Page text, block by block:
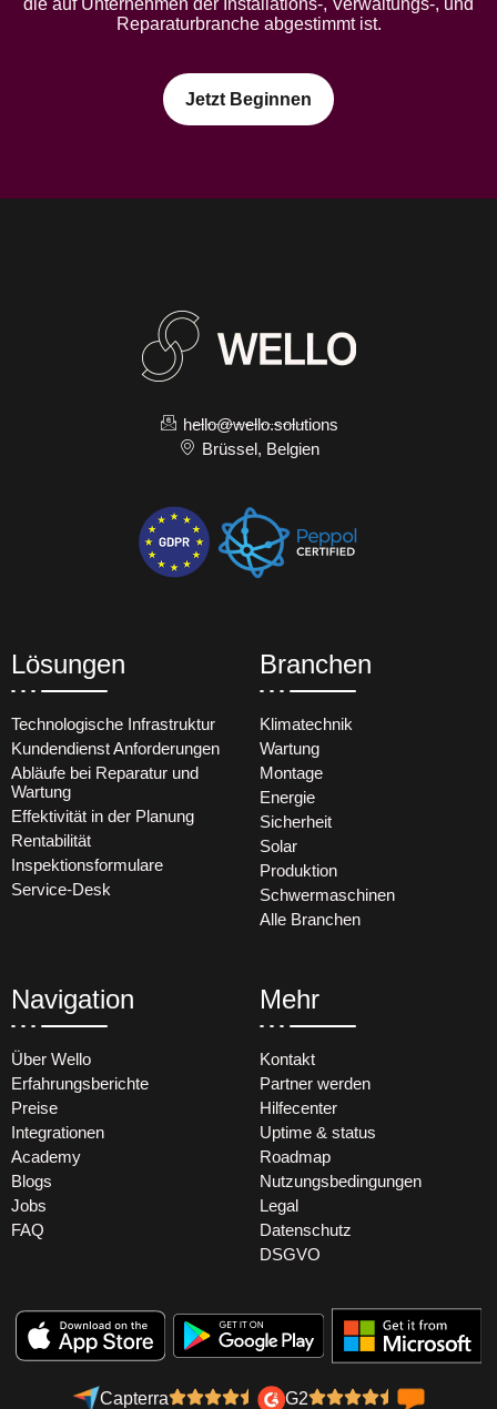
Reparaturbranche abgestimmt ist.
Jetzt Beginnen
hello@wello.solutions
Brüssel, Belgien
Lösungen
Technologische Infrastruktur
Kundendienst Anforderungen
Abläufe bei Reparatur und
Wartung
Effektivität in der Planung
Rentabilität
Inspektionsformulare
Service-Desk
Branchen
Klimatechnik
Wartung
Montage
Energie
Sicherheit
Solar
Produktion
Schwermaschinen
Alle Branchen
Navigation
Über Wello
Erfahrungsberichte
Preise
Integrationen
Academy
Blogs
Jobs
FAQ
Mehr
Kontakt
Partner werden
Hilfecenter
Uptime & status
Roadmap
Nutzungsbedingungen
Legal
Datenschutz
DSGVO
Capterra G2